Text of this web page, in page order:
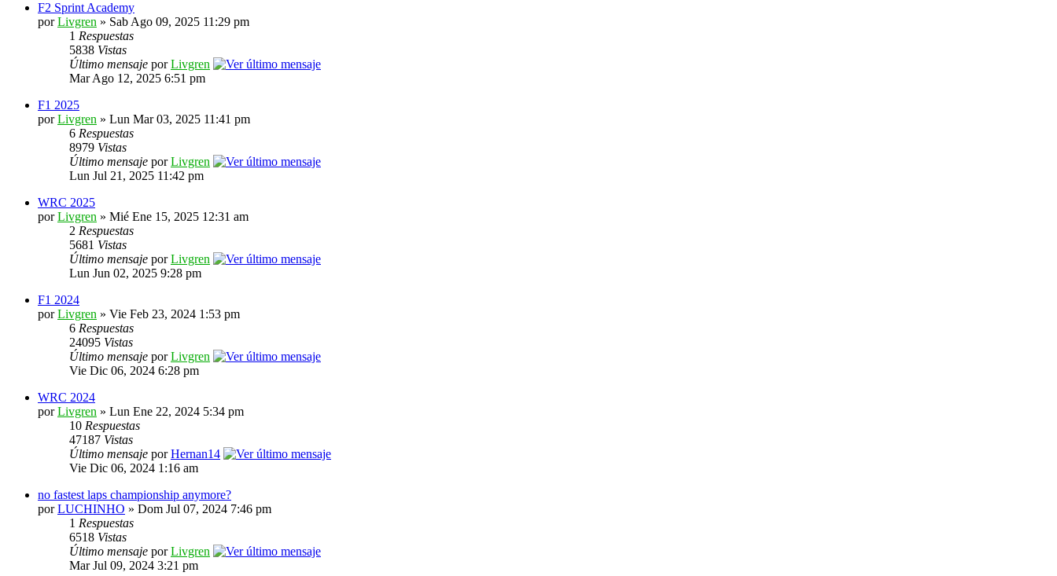
F2 Sprint Academy
porLivgren » Sab Ago 09, 2025 11:29 pm
1 Respuestas
5838 Vistas
Último mensaje porLivgren
Mar Ago 12, 2025 6:51 pm
F1 2025
porLivgren » Lun Mar 03, 2025 11:41 pm
6 Respuestas
8979 Vistas
Último mensaje porLivgren
Lun Jul 21, 2025 11:42 pm
WRC 2025
porLivgren » Mié Ene 15, 2025 12:31 am
2 Respuestas
5681 Vistas
Último mensaje porLivgren
Lun Jun 02, 2025 9:28 pm
F1 2024
porLivgren » Vie Feb 23, 2024 1:53 pm
6 Respuestas
24095 Vistas
Último mensaje porLivgren
Vie Dic 06, 2024 6:28 pm
WRC 2024
porLivgren » Lun Ene 22, 2024 5:34 pm
10 Respuestas
47187 Vistas
Último mensaje porHernan14
Vie Dic 06, 2024 1:16 am
no fastest laps championship anymore?
porLUCHINHO » Dom Jul 07, 2024 7:46 pm
1 Respuestas
6518 Vistas
Último mensaje porLivgren
Mar Jul 09, 2024 3:21 pm